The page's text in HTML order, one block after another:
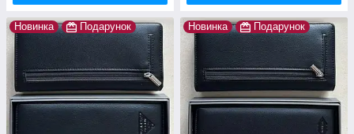
Новинка Подарунок Новинка Подарунок